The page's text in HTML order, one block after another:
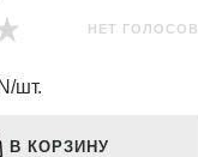
НЕТ ГОЛОСОВ
шт.
В КОРЗИНУ